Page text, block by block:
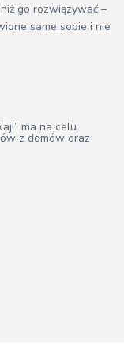
go rozwiązywać –
same sobie i nie
ma na celu
z domów oraz